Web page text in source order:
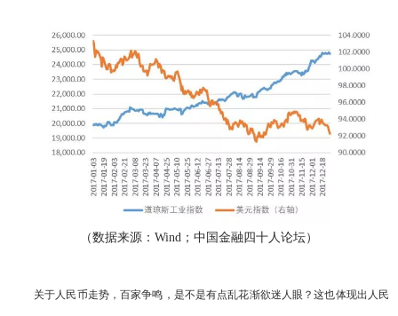
（数据来源：Wind；中国金融四十人论坛）
关于人民币走势，百家争鸣，是不是有点乱花渐欲迷人眼？这也体现出人民